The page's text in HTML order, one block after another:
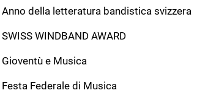
Anno della letteratura bandistica svizzera
SWISS WINDBAND AWARD
Gioventù e Musica
Festa Federale di Musica